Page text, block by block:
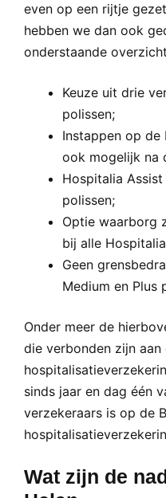
even op een rijtje
hebben we dan ook
onderstaande
Keuze uit drie
polissen;
Instappen op
ook mogelijk na
Hospitalia
polissen;
Optie waarborg
bij alle
Geen
Medium en Plus
Onder meer de
die verbonden zijn aan
sinds jaar en dag één
verzekeraars is op de
Wat zijn de